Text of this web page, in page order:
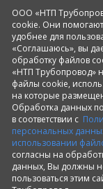
ИЗОЛЯЦИЯ
ПРЕДКЛАПАН
УЧЕБНЫЙ
ИНЖЕНЕРНЫЕ
ООО «НТП
cookie. Они помогают
удобнее для
«Соглашаюсь», вы
обработку файлов
«НТП Трубопровод»
файлы cookie,
на которые
Обработка данных
в соответствии с
персональных
использовании
согласны на
данных, Вы должны
пользоваться этим